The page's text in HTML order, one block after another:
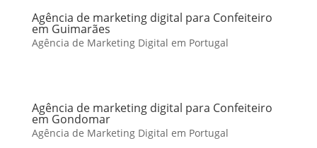
Agência de marketing digital para Confeiteiro
em Guimarães
Agência de Marketing Digital em Portugal
Agência de marketing digital para Confeiteiro
em Gondomar
Agência de Marketing Digital em Portugal